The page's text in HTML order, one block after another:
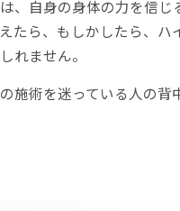
、自身の身体の力を信じ
たら、もしかしたら、ハ
れません。
施術を迷っている人の背